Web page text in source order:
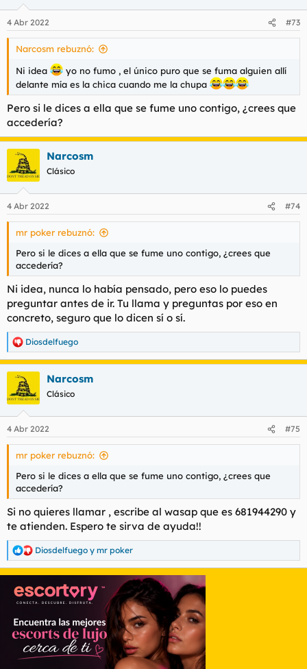
e
s
4 Abr 2022 #73
Narcosm rebuznó:
Ni idea
yo no fumo , el único puro que se fuma alguien allí
delante mía es la chica cuando me la chupa
Pero si le dices a ella que se fume uno contigo, ¿crees que
accedería?
Narcosm
Clásico
4 Abr 2022 #74
mr poker rebuznó:
Pero si le dices a ella que se fume uno contigo, ¿crees que
accedería?
Ni idea, nunca lo había pensado, pero eso lo puedes
preguntar antes de ir. Tu llama y preguntas por eso en
concreto, seguro que lo dicen sí o sí.
R
e
a
c
i
e
s
Diosdelfuego
Narcosm
Clásico
4 Abr 2022 #75
mr poker rebuznó:
Pero si le dices a ella que se fume uno contigo, ¿crees que
accedería?
Si no quieres llamar , escribe al wasap que es 681944290 y
te atienden. Espero te sirva de ayuda!!
R
e
a
c
c
o
n
e
Diosdelfuego y mr poker